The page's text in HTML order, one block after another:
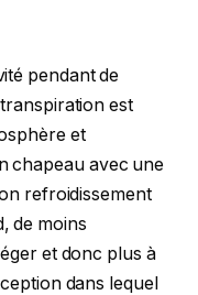
pendant de
est
et
chapeau avec une
refroidissement
de moins
et donc plus à
dans lequel